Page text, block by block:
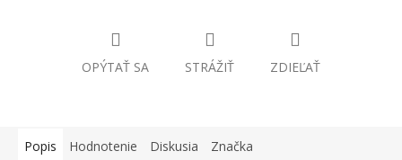
OPÝTAŤ SA STRÁŽIŤ ZDIEĽAŤ
Popis Hodnotenie Diskusia Značka